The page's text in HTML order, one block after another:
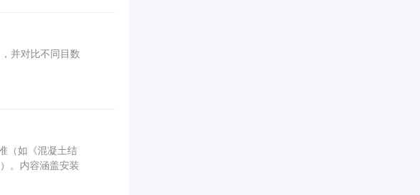
并对比不同目数
（如《混凝土结
。内容涵盖安装